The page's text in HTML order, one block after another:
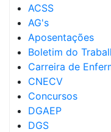
ACSS
AG's
Aposentações
Boletim do
Carreira de
CNECV
Concursos
DGAEP
DGS